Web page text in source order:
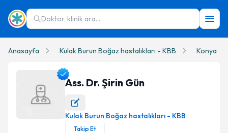
Doktor, klinik ara...
Anasayfa Kulak Burun Boğaz hastalıkları - KBB Konya
Ass. Dr. Şirin Gün Profil Fotoğrafı
Ass. Dr. Şirin Gün
Kulak Burun Boğaz hastalıkları - KBB
Takip Et